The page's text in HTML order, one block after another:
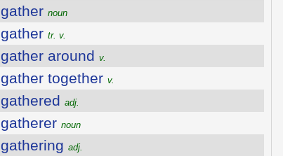
gather noun
gather tr. v.
gather around v.
gather together v.
gathered adj.
gatherer noun
gathering adj.